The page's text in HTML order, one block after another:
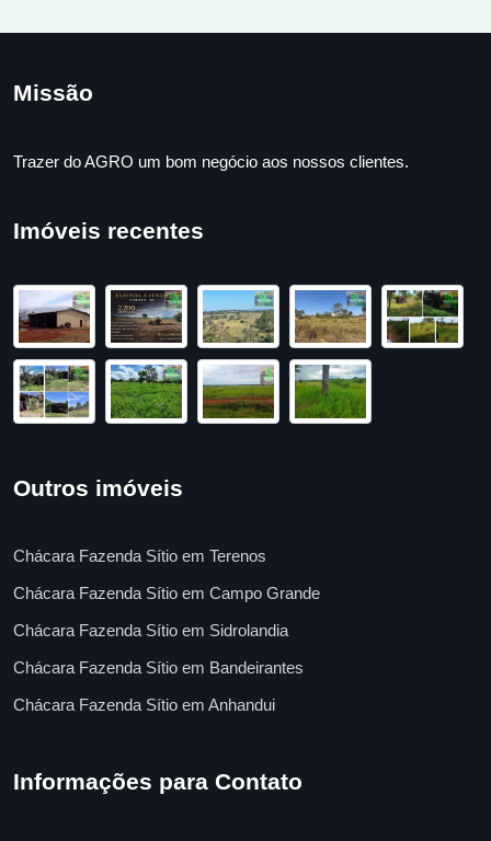
Missão
Trazer do AGRO um bom negócio aos nossos clientes.
Imóveis recentes
Outros imóveis
Chácara Fazenda Sítio em Terenos
Chácara Fazenda Sítio em Campo Grande
Chácara Fazenda Sítio em Sidrolandia
Chácara Fazenda Sítio em Bandeirantes
Chácara Fazenda Sítio em Anhandui
Informações para Contato